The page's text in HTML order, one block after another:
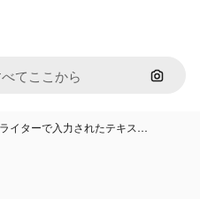
画像で
イターで入力されたテキス…